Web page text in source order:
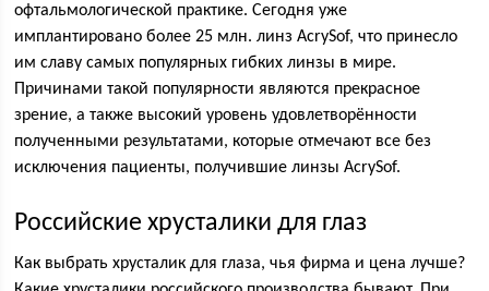
офтальмологической практике. Сегодня уже
имплантировано более 25 млн. линз AcrySof, что принесло
им славу самых популярных гибких линзы в мире.
Причинами такой популярности являются прекрасное
зрение, а также высокий уровень удовлетворённости
полученными результатами, которые отмечают все без
исключения пациенты, получившие линзы AcrySof.
Российские хрусталики для глаз
Как выбрать хрусталик для глаза, чья фирма и цена лучше?